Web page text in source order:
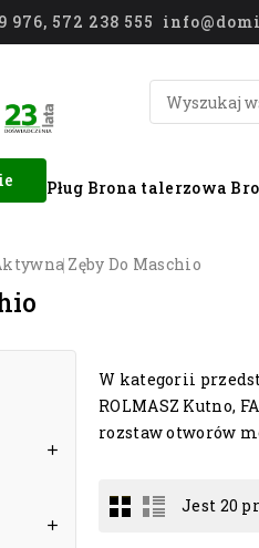
976, 572 238 555
Pług Brona talerzowa
Zęby Do Maschio


W kategorii
ROLMASZ Kutno,
rozstaw otworów
Jest 20